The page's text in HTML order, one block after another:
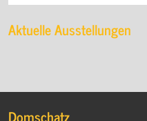
Aktuelle Ausstellungen